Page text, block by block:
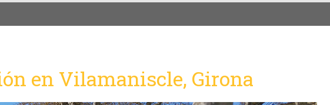
en Vilamaniscle, Girona